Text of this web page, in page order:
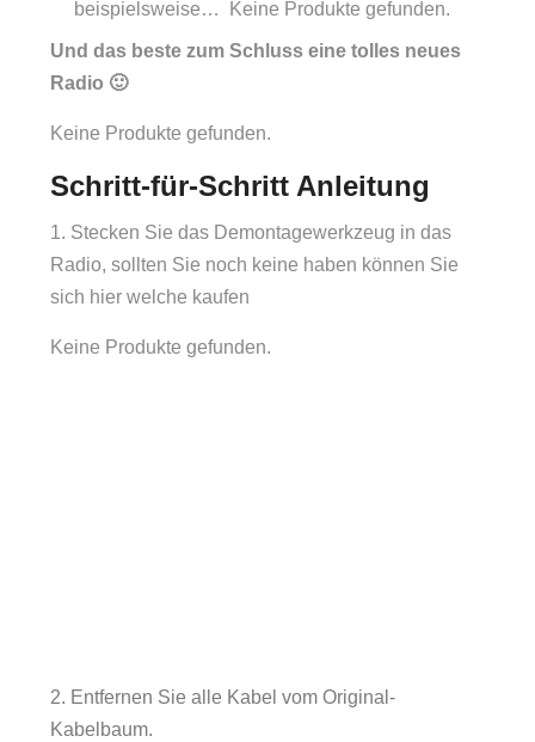
beispielsweise… Keine Produkte gefunden.
Und das beste zum Schluss eine tolles neues
Radio 🙂
Keine Produkte gefunden.
Schritt-für-Schritt Anleitung
1. Stecken Sie das Demontagewerkzeug in das
Radio, sollten Sie noch keine haben können Sie
sich hier welche kaufen
Keine Produkte gefunden.
2. Entfernen Sie alle Kabel vom Original-
Kabelbaum.